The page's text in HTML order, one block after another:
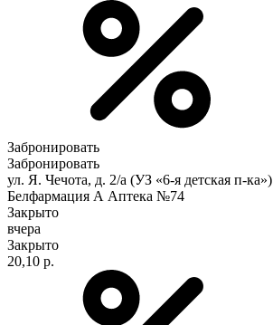
Забронировать
Забронировать
ул. Я. Чечота, д. 2/а (УЗ «6-я детская п-ка»)
Белфармация А Аптека №74
Закрыто
вчера
Закрыто
20,10 р.